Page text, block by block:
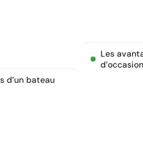
d’un bateau
Les
d’occasion